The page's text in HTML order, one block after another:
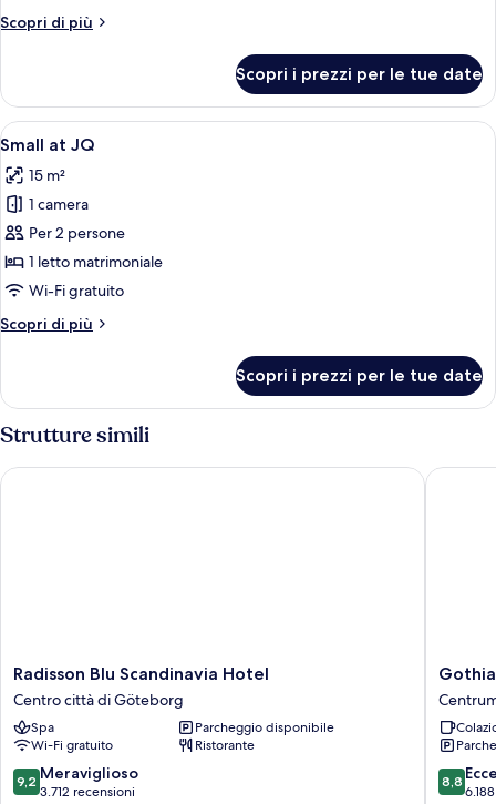
Scopri di più
Altri
at
JQ
Scopri i prezzi per le tue date
Apri
tutte
le
foto
per
Small
at
Camera d'albergo con un letto
5
Small at JQ
15 m²
1 camera
Per 2 persone
1 letto matrimoniale
Wi-Fi gratuito
Scopri di più
Altri
at
Scopri i prezzi per le tue date
Strutture simili
Radisson
Blu
Scandinavia
Hotel
Centro
città
di
Radisson Blu Scandinavia Hotel
Centro città di Göteborg
Spa
Parcheggio disponibile
Wi-Fi gratuito
Ristorante
9.2
su
9,2 Meraviglioso
3.712 recensioni
Radisson Blu Scandinavia Hotel
Gothia
Towers
&
Upper
House
8.8
su
8,8
Gothia